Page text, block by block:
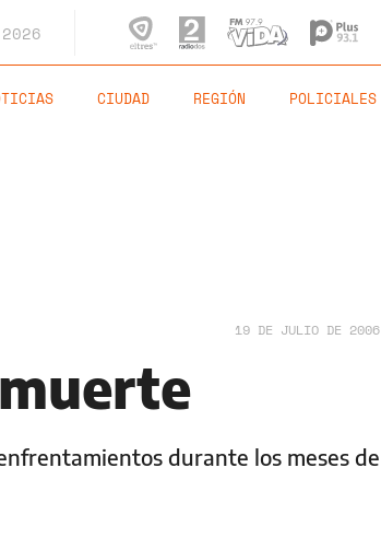
CIUDAD REGIÓN POLICIALES
19 DE JULIO DE 2006
durante los meses de